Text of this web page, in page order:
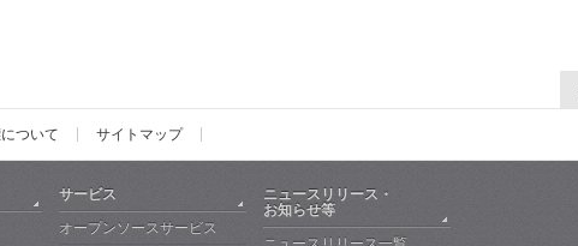
ついて サイトマップ
サービス
オープンソースサービス
ニュースリリース・
お知らせ等